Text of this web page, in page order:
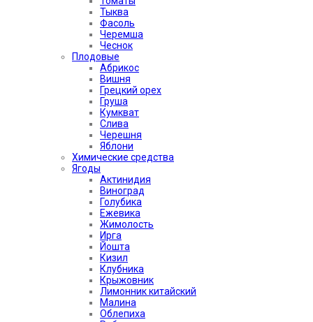
Тыква
Фасоль
Черемша
Чеснок
Плодовые
Абрикос
Вишня
Грецкий орех
Груша
Кумкват
Слива
Черешня
Яблони
Химические средства
Ягоды
Актинидия
Виноград
Голубика
Ежевика
Жимолость
Ирга
Йошта
Кизил
Клубника
Крыжовник
Лимонник китайский
Малина
Облепиха